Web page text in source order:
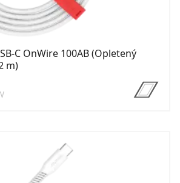
C OnWire 100AB (Opletený
m)